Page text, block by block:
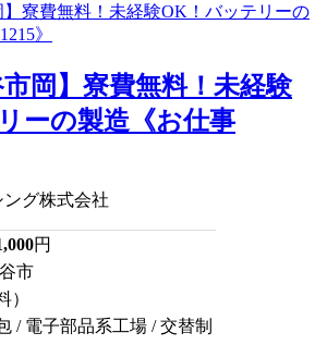
市岡】寮費無料！未経験
ーの製造《お仕事
グ株式会社
円
市
）
/ 電子部品系工場 / 交替制